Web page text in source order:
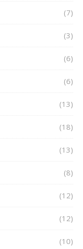
(7)
(3)
(6)
(6)
(13)
(18)
(13)
(8)
(12)
(12)
(10)